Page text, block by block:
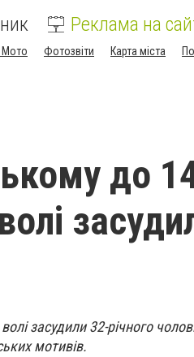
Реклама на
Мото Фотозвіти Карта міста
до
засудили 32-річного
мотивів.